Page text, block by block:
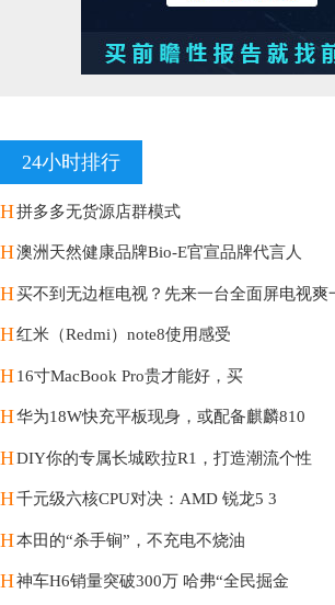
24小时排行
H拼多多无货源店群模式
H澳洲天然健康品牌Bio-E官宣品牌代言人
H买不到无边框电视？先来一台全面屏电视爽
H红米（Redmi）note8使用感受
H16寸MacBook Pro贵才能好，买
H华为18W快充平板现身，或配备麒麟810
HDIY你的专属长城欧拉R1，打造潮流个性
H千元级六核CPU对决：AMD 锐龙5 3
H本田的“杀手锏”，不充电不烧油
H神车H6销量突破300万 哈弗“全民掘金